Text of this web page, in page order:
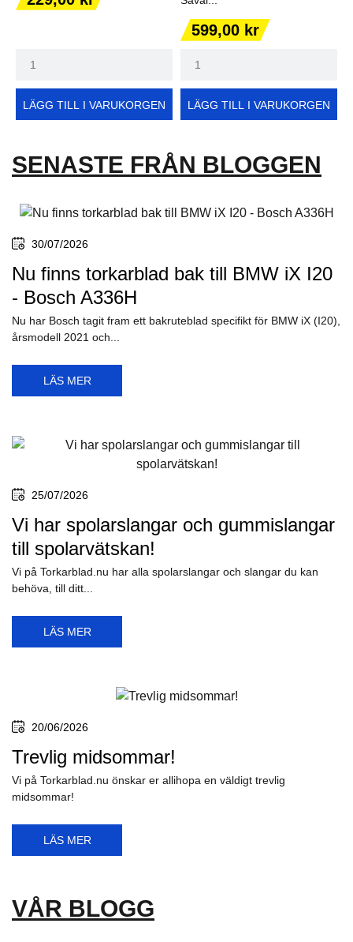
LÄGG TILL I VARUKORGEN
Pris
599,00 kr
LÄGG TILL I VARUKORGEN
SENASTE FRÅN BLOGGEN
30/07/2026
Nu finns torkarblad bak till BMW iX I20
- Bosch A336H
Nu har Bosch tagit fram ett bakruteblad specifikt för BMW iX (I20),
årsmodell 2021 och...
LÄS MER
25/07/2026
Vi har spolarslangar och gummislangar
till spolarvätskan!
Vi på Torkarblad.nu har alla spolarslangar och slangar du kan
behöva, till ditt...
LÄS MER
20/06/2026
Trevlig midsommar!
Vi på Torkarblad.nu önskar er allihopa en väldigt trevlig
midsommar!
LÄS MER
VÅR BLOGG